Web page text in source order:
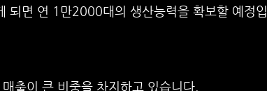
되면 연 1만2000대의 생산능력을 확보할 예정입
출이 큰 비중을 차지하고 있습니다.